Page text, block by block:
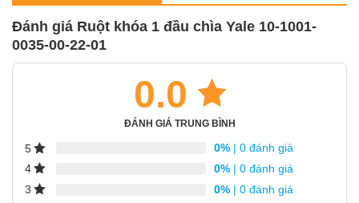
Vật liệu cấu tạo: Đồng
Nickel mờ (Satin-Nickel)
35/10mm
Tổng chiều dài
ruột khóa:
Phân loại sản
ruột khóa ban công 1 đầu chìa (ruột
Đánh giá Ruột khóa 1 đầu chìa Yale 10-1001-
0035-00-22-01
0.0
ĐÁNH GIÁ TRUNG BÌNH
5 0% | 0 đánh giá
4
0% | 0 đánh giá
3
0% | 0 đánh giá